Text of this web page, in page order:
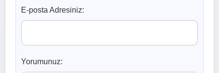
E-posta Adresiniz:
Yorumunuz: